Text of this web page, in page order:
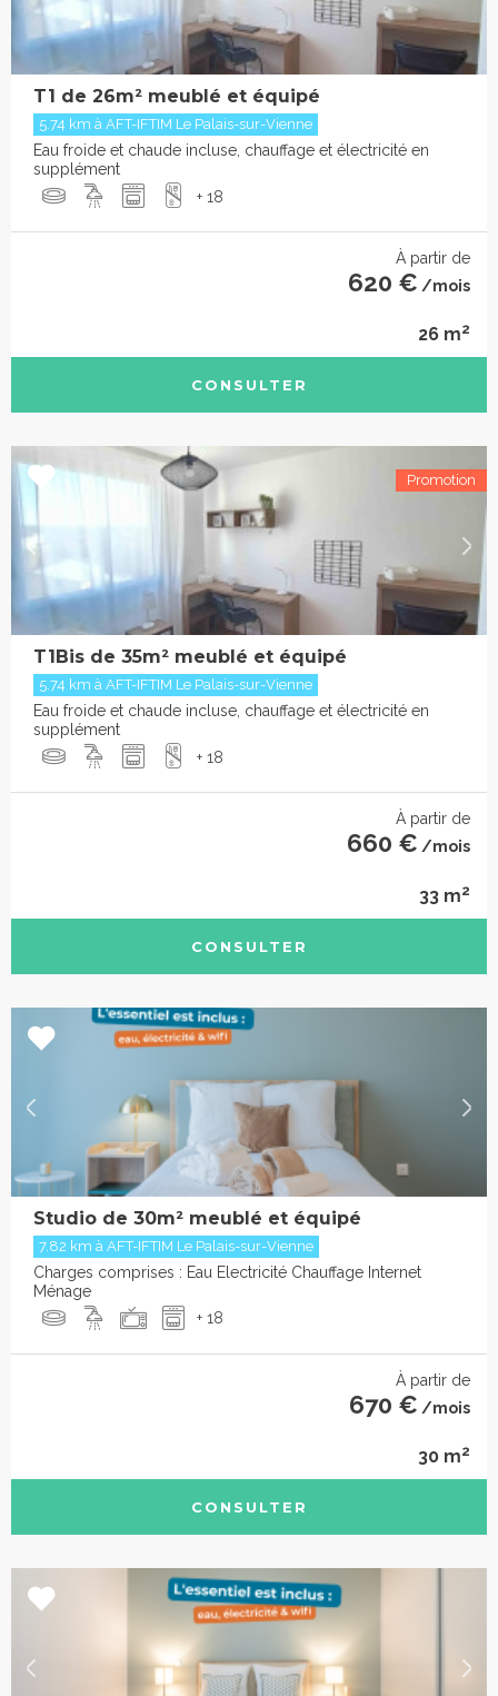
T1 de 26m² meublé et équipé
5.74 km à AFT-IFTIM Le Palais-sur-Vienne
Eau froide et chaude incluse, chauffage et électricité en
supplément
+ 18
À partir de
620 € /mois
26 m2
CONSULTER
T1Bis de 35m² meublé et équipé
5.74 km à AFT-IFTIM Le Palais-sur-Vienne
Eau froide et chaude incluse, chauffage et électricité en
supplément
+ 18
À partir de
660 € /mois
33 m2
CONSULTER
Studio de 30m² meublé et équipé
7.82 km à AFT-IFTIM Le Palais-sur-Vienne
Charges comprises : Eau Electricité Chauffage Internet
Ménage
+ 18
À partir de
670 € /mois
30 m2
CONSULTER